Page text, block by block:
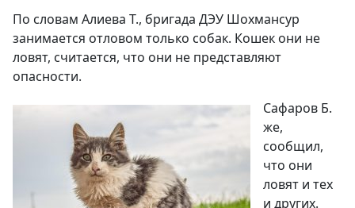
По словам Алиева Т., бригада ДЭУ Шохмансур
занимается отловом только собак. Кошек они не
ловят, считается, что они не представляют
опасности.
Сафаров Б.
же,
сообщил,
что они
ловят и тех
и других.